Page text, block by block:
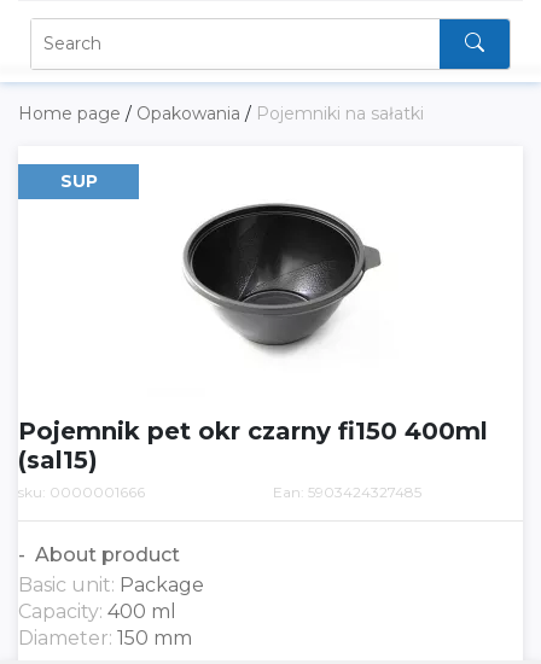
Home page / Opakowania / Pojemniki na sałatki
SUP
Pojemnik pet okr czarny fi150 400ml
(sal15)
sku: 0000001666 Ean: 5903424327485
About product
Basic unit: Package
Capacity: 400 ml
Diameter: 150 mm